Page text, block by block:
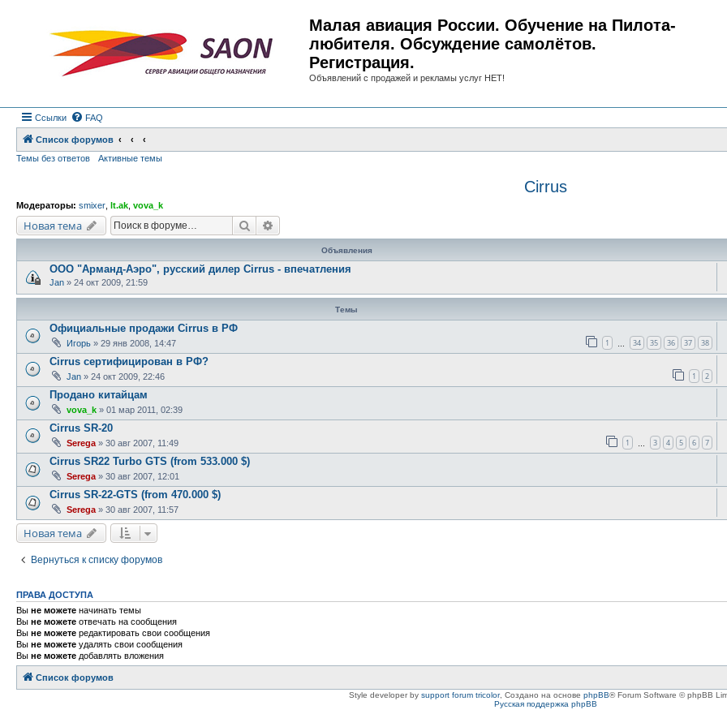
Малая авиация России. Обучение на Пилота-
любителя. Обсуждение самолётов.
Регистрация.
Объявлений с продажей и рекламы услуг НЕТ!
Ссылки FAQ
Список форумов
Темы без ответов
Активные темы
Cirrus
Модераторы: smixer lt.ak vova_k
Новая тема Поиск
Объявления
ООО "Арманд-Аэро", русский дилер Cirrus - впечатления
Jan » 24 окт 2009, 21:59
Темы
Официальные продажи Cirrus в РФ
Игорь » 29 янв 2008, 14:47 1 34 35 36 37 38
Cirrus сертифицирован в РФ?
Jan » 24 окт 2009, 22:46 1 2
Продано китайцам
vova_k » 01 мар 2011, 02:39
Cirrus SR-20
Serega » 30 авг 2007, 11:49 1 3 4 5 6 7
Cirrus SR22 Turbo GTS (from 533.000 $)
Serega » 30 авг 2007, 12:01
Cirrus SR-22-GTS (from 470.000 $)
Serega » 30 авг 2007, 11:57
Новая тема
Вернуться к списку форумов
ПРАВА ДОСТУПА
Вы не можете начинать темы
Вы не можете отвечать на сообщения
Вы не можете редактировать свои сообщения
Вы не можете удалять свои сообщения
Вы не можете добавлять вложения
Список форумов
Style developer by support forum tricolor, Создано на основе phpBB® Forum Software © phpBB
Русская поддержка phpBB